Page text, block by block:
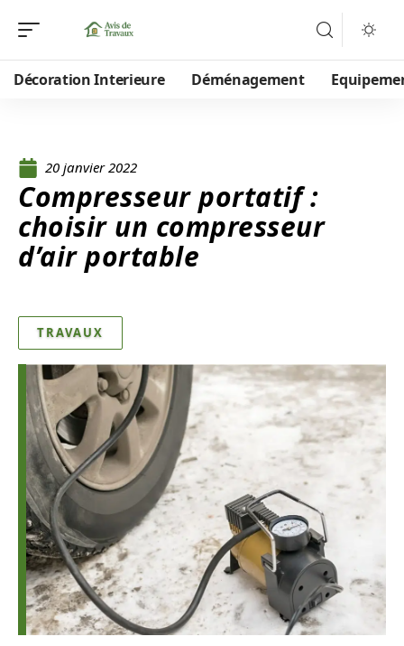
Décoration Interieure Déménagement
20 janvier 2022
Compresseur portatif :
choisir un compresseur
d’air portable
TRAVAUX